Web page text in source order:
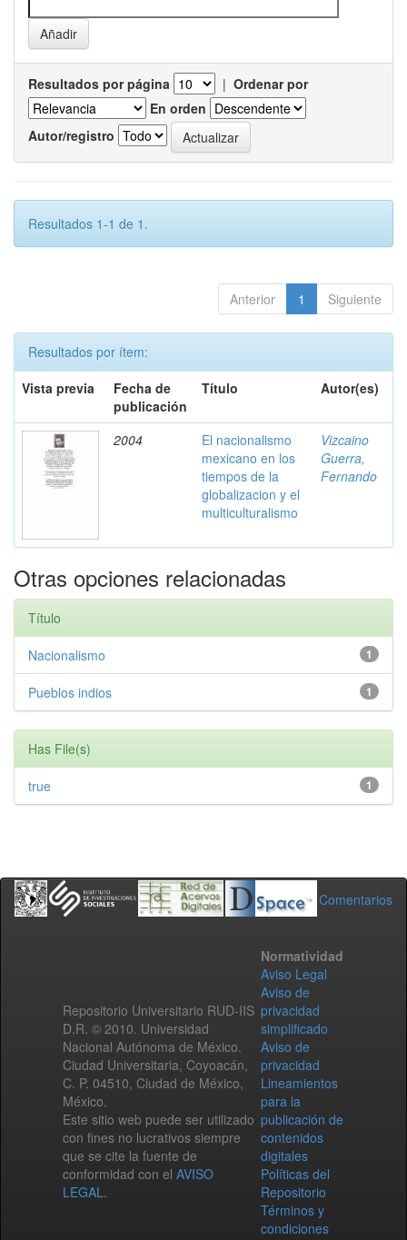
Resultados por página | Ordenar por
En orden
Autor/registro
Resultados 1-1 de 1.
Anterior 1 Siguiente
Resultados por ítem:
Vista previa
Fecha de
publicación
Título Autor(es)
2004
El nacionalismo
mexicano en los
tiempos de la
globalizacion y el
multiculturalismo
Vizcaino
Guerra,
Fernando
Otras opciones relacionadas
Título
1
Nacionalismo
1
Pueblos indios
Has File(s)
1
true
Comentarios
Repositorio Universitario RUD-IIS
D.R. © 2010. Universidad
Nacional Autónoma de México.
Ciudad Universitaria, Coyoacán,
C. P. 04510, Ciudad de México,
México.
Este sitio web puede ser utilizado
con fines no lucrativos siempre
que se cite la fuente de
conformidad con el AVISO
LEGAL.
Normatividad
Aviso Legal
Aviso de
privacidad
simplificado
Aviso de
privacidad
Lineamientos
para la
publicación de
contenidos
digitales
Políticas del
Repositorio
Términos y
condiciones